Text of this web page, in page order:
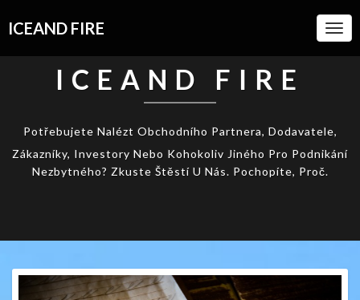
ICEAND FIRE
ICEAND FIRE
Potřebujete Nalézt Obchodního Partnera, Dodavatele,
Zákazníky, Investory Nebo Kohokoliv Jiného Pro Podnikání
Nezbytného? Zkuste Štěstí U Nás. Pochopíte, Proč.